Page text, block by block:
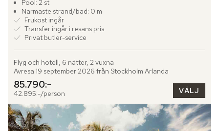
vajande palmer. Hit anländer du med sjöflyg från Malé och...
Pool: 2 st
Närmaste strand/bad: 0 m
Frukost ingår
Transfer ingår i resans pris
Privat butler-service
Flyg och hotell, 6 nätter, 2 vuxna
Avresa 19 september 2026 från Stockholm Arlanda
85.790:-
42.895:-/person VÄLJ